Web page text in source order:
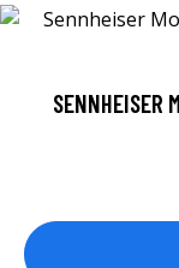
SENNHEISER